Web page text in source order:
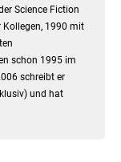
Science Fiction
Kollegen, 1990 mit
schon 1995 im
schreibt er
und hat